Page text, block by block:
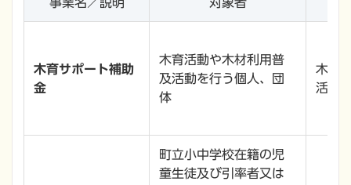
木育サポート補助
金
木育活動や木材利用普
及活動を行う個人、団
体
木育
活動
町立小中学校在籍の児
童生徒及び引率者又は